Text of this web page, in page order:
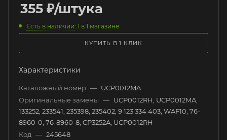
355 ₽/штука
Есть в наличии: 1 в 1 магазине
КУПИТЬ В 1 КЛИК
Характеристики
Каталожный номер — UCP0012MA
Оригинальные замены — UCP0012RH, UCP0012MA,
133252, 233541, 235398, 235402, 9 123 334 403, WAF10, 76-
8960-0, 76-8960-8, CP3252A, UCP0012RH
Код — 245648